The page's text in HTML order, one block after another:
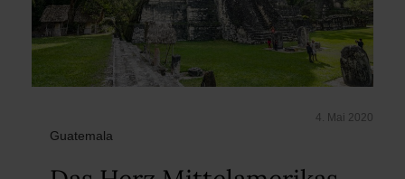
Guatemala
4. Mai 2020